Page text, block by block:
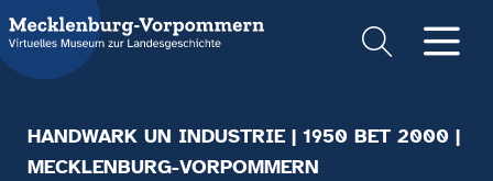
Suche
HANDWARK UN INDUSTRIE | 1950 BET 2000 |
MECKLENBURG-VORPOMMERN